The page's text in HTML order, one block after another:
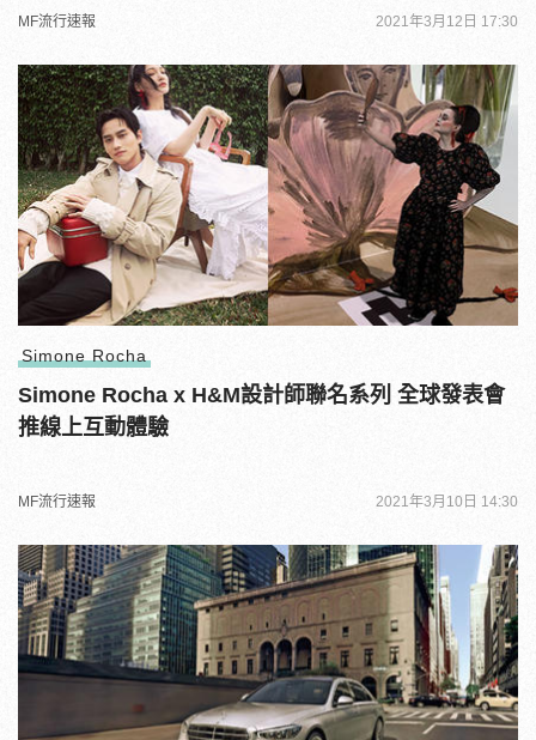
MF流行速報 2021年3月12日 17:30
Simone Rocha
Simone Rocha x H&M設計師聯名系列 全球發表會
推線上互動體驗
MF流行速報 2021年3月10日 14:30